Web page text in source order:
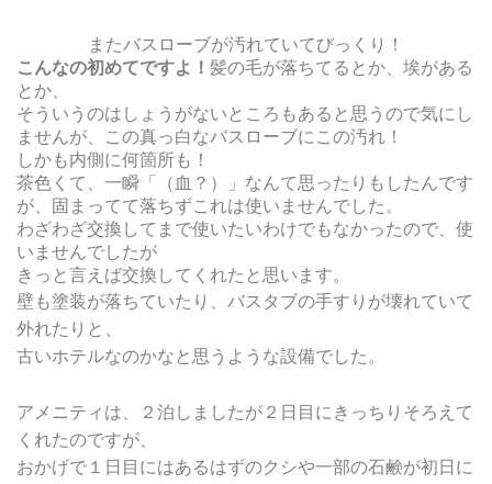
またバスローブが汚れていてびっくり！
こんなの初めてですよ！ 髪の毛が落ちてるとか、埃がある
とか、
そういうのはしょうがないところもあると思うので気にし
ませんが、この真っ白なバスローブにこの汚れ！
しかも内側に何箇所も！
茶色くて、一瞬「（血？）」なんて思ったりもしたんです
が、固まってて落ちずこれは使いませんでした。
わざわざ交換してまで使いたいわけでもなかったので、使
いませんでしたが
きっと言えば交換してくれたと思います。
壁も塗装が落ちていたり、バスタブの手すりが壊れていて
外れたりと、
古いホテルなのかなと思うような設備でした。
アメニティは、２泊しましたが２日目にきっちりそろえて
くれたのですが、
おかげで１日目にはあるはずのクシや一部の石鹸が初日に